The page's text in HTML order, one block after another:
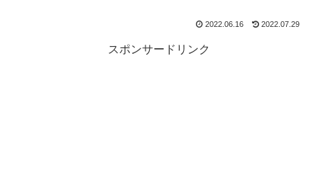
2022.06.16 2022.07.29
スポンサードリンク